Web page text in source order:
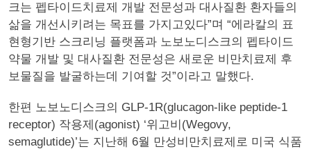
크는 펩타이드치료제 개발 전문성과 대사질환 환자들의
삶을 개선시키려는 목표를 가지고있다”며 “에라칼의 표
현형기반 스크리닝 플랫폼과 노보노디스크의 펩타이드
약물 개발 및 대사질환 전문성은 새로운 비만치료제 후
보물질을 발굴하는데 기여할 것”이라고 말했다.
한편 노보노디스크의 GLP-1R(glucagon-like peptide-1
receptor) 작용제(agonist) ‘위고비(Wegovy,
semaglutide)’는 지난해 6월 만성비만치료제로 미국 식품